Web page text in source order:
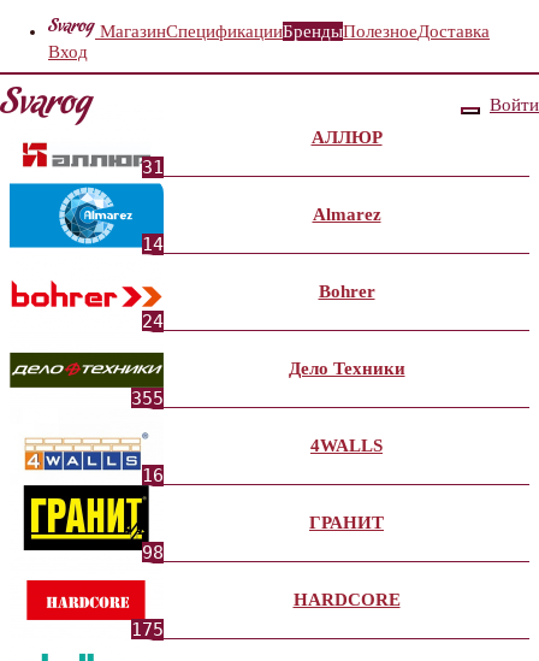
МагазинСпецификацииБрендыПолезноеДоставка
Вход
Войти
31
АЛЛЮР
14
Almarez
24
Bohrer
355
Дело Техники
16
4WALLS
98
ГРАНИТ
175
HARDCORE